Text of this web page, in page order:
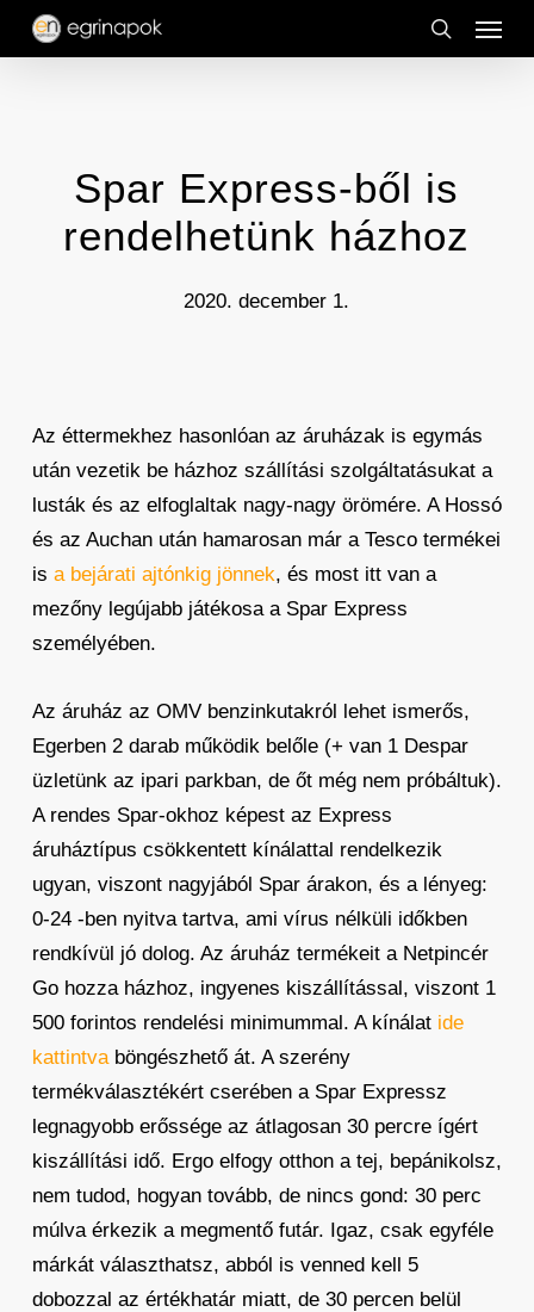
Skip
search
Menu
Spar Express-ből is
rendelhetünk házhoz
2020. december 1.
Az éttermekhez hasonlóan az áruházak is egymás
után vezetik be házhoz szállítási szolgáltatásukat a
lusták és az elfoglaltak nagy-nagy örömére. A Hossó
és az Auchan után hamarosan már a Tesco termékei
is a bejárati ajtónkig jönnek, és most itt van a
mezőny legújabb játékosa a Spar Express
személyében.
Az áruház az OMV benzinkutakról lehet ismerős,
Egerben 2 darab működik belőle (+ van 1 Despar
üzletünk az ipari parkban, de őt még nem próbáltuk).
A rendes Spar-okhoz képest az Express
áruháztípus csökkentett kínálattal rendelkezik
ugyan, viszont nagyjából Spar árakon, és a lényeg:
0-24 -ben nyitva tartva, ami vírus nélküli időkben
rendkívül jó dolog. Az áruház termékeit a Netpincér
Go hozza házhoz, ingyenes kiszállítással, viszont 1
500 forintos rendelési minimummal. A kínálat ide
kattintvaböngészhető át. A szerény
termékválasztékért cserében a Spar Expressz
legnagyobb erőssége az átlagosan 30 percre ígért
kiszállítási idő. Ergo elfogy otthon a tej, bepánikolsz,
nem tudod, hogyan tovább, de nincs gond: 30 perc
múlva érkezik a megmentő futár. Igaz, csak egyféle
márkát választhatsz, abból is venned kell 5
dobozzal az értékhatár miatt, de 30 percen belül